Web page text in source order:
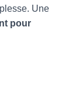
Une
pour